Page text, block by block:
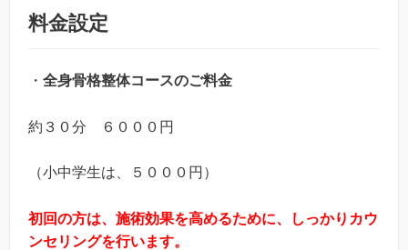
料金設定
・ 全身骨格整体コースのご料金
約３０分 ６０００円
（小中学生は、５０００円）
初回の方は、施術効果を高めるために、しっかりカウ
ンセリングを行います。